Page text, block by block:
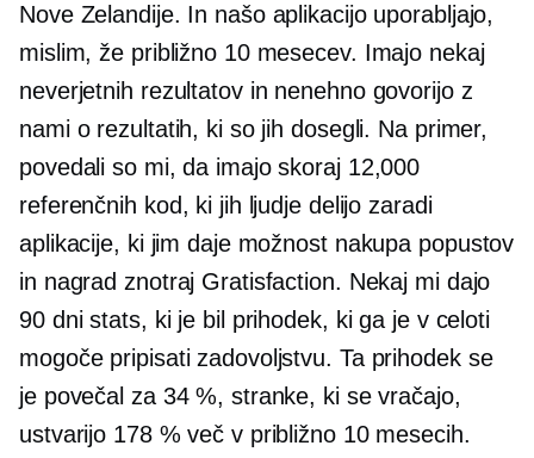
Nove Zelandije. In našo aplikacijo uporabljajo,
mislim, že približno 10 mesecev. Imajo nekaj
neverjetnih rezultatov in nenehno govorijo z
nami o rezultatih, ki so jih dosegli. Na primer,
povedali so mi, da imajo skoraj 12,000
referenčnih kod, ki jih ljudje delijo zaradi
aplikacije, ki jim daje možnost nakupa popustov
in nagrad znotraj Gratisfaction. Nekaj ​​mi dajo
90 dnistats, ki je bil prihodek, ki ga je v celoti
mogoče pripisati zadovoljstvu. Ta prihodek se
je povečal za 34 %, stranke, ki se vračajo,
ustvarijo 178 % več v približno 10 mesecih.